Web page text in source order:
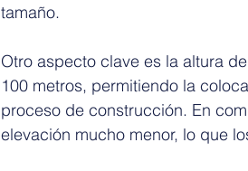
tamaño.
Otro aspecto clave es la altura
100 metros, permitiendo la
proceso de construcción. En
elevación mucho menor, lo que